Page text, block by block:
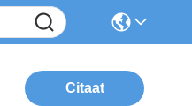
Citaat